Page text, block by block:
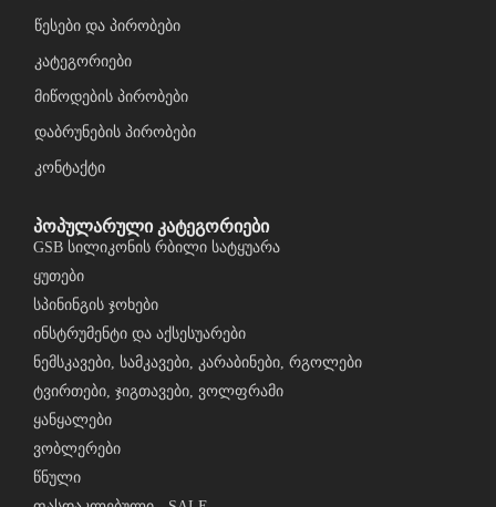
წესები და პირობები
კატეგორიები
მიწოდების პირობები
დაბრუნების პირობები
კონტაქტი
პოპულარული კატეგორიები
GSB სილიკონის რბილი სატყუარა
ყუთები
სპინინგის ჯოხები
ინსტრუმენტი და აქსესუარები
ნემსკავები, სამკავები, კარაბინები, რგოლები
ტვირთები, ჯიგთავები, ვოლფრამი
ყანყალები
ვობლერები
წნული